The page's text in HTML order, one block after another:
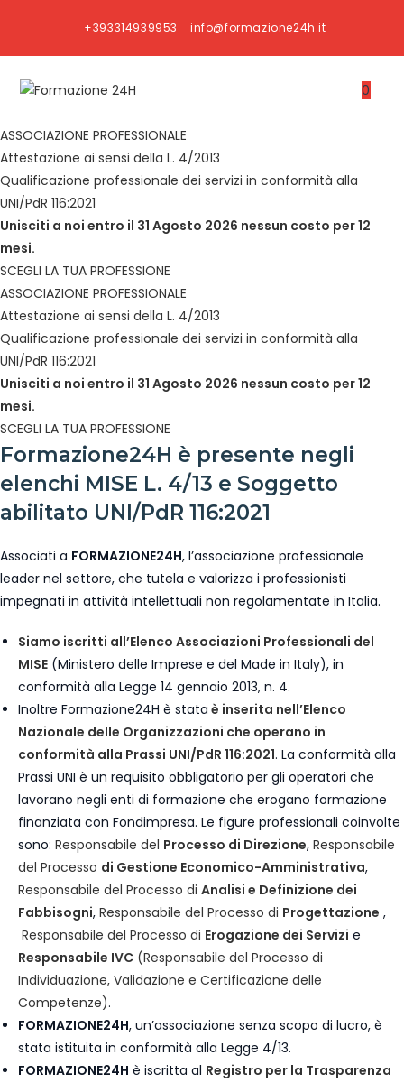
contenuto
+393314939953 info@formazione24h.it
0
ASSOCIAZIONE PROFESSIONALE
Attestazione ai sensi della L. 4/2013
Qualificazione professionale dei servizi in conformità alla
UNI/PdR 116:2021
Unisciti a noi entro il 31 Agosto 2026 nessun costo per 12
mesi.
SCEGLI LA TUA PROFESSIONE
ASSOCIAZIONE PROFESSIONALE
Attestazione ai sensi della L. 4/2013
Qualificazione professionale dei servizi in conformità alla
UNI/PdR 116:2021
Unisciti a noi entro il 31 Agosto 2026 nessun costo per 12
mesi.
SCEGLI LA TUA PROFESSIONE
Formazione24H è presente negli
elenchi MISE L. 4/13 e Soggetto
abilitato UNI/PdR 116:2021
Associati a FORMAZIONE24H, l’associazione professionale
leader nel settore, che tutela e valorizza i professionisti
impegnati in attività intellettuali non regolamentate in Italia.
Siamo iscritti all’Elenco Associazioni Professionali del
MISE (Ministero delle Imprese e del Made in Italy), in
conformità alla Legge 14 gennaio 2013, n. 4.
Inoltre Formazione24H è stata è inserita nell’Elenco
Nazionale delle Organizzazioni che operano in
conformità alla Prassi UNI/PdR 116:2021. La conformità alla
Prassi UNI è un requisito obbligatorio per gli operatori che
lavorano negli enti di formazione che erogano formazione
finanziata con Fondimpresa. Le figure professionali coinvolte
sono: Responsabile del Processo di Direzione, Responsabile
del Processo di Gestione Economico-Amministrativa,
Responsabile del Processo di Analisi e Definizione dei
Fabbisogni, Responsabile del Processo di Progettazione ,
Responsabile del Processo di Erogazione dei Servizi e
Responsabile IVC (Responsabile del Processo di
Individuazione, Validazione e Certificazione delle
Competenze).
FORMAZIONE24H, un’associazione senza scopo di lucro, è
stata istituita in conformità alla Legge 4/13.
FORMAZIONE24H è iscritta al Registro per la Trasparenza